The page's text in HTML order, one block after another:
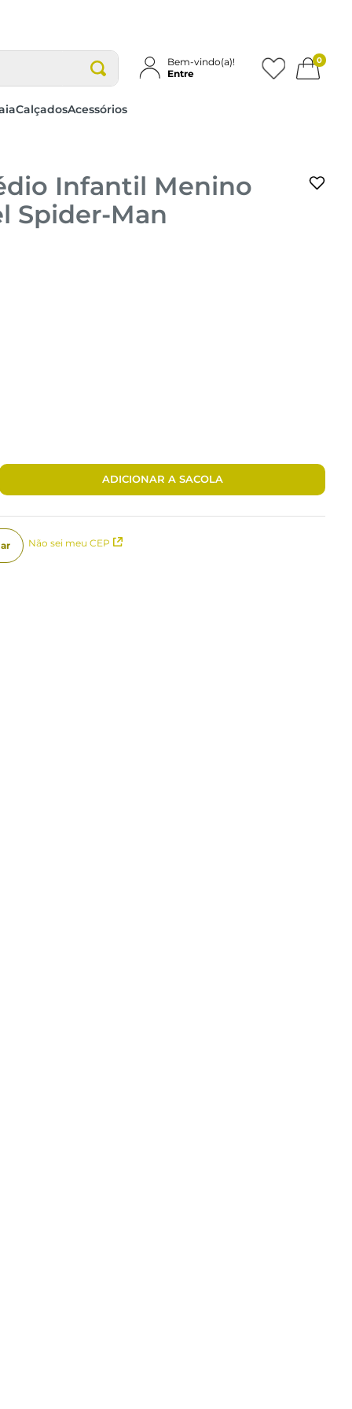
Bem-vindo(a)!
Entre
0
CalçadosAcessórios
Infantil Menino
Spider-Man
ADICIONAR A SACOLA
Não sei meu CEP